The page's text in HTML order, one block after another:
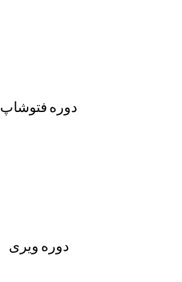
دوره فتوشاپ
دوره ویری